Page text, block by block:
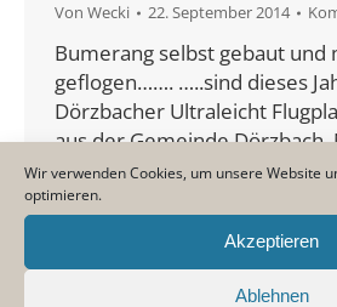
Wir verwenden Cookies, um unsere Website
optimieren.
Akzeptieren
Ablehnen
Von Wecki 22. September 2014
Bumerang selbst gebaut und
geflogen……. …..sind dieses
Dörzbacher Ultraleicht
aus der Gemeinde Dörzbach.
Einweisung von Rudi, der
wieder mal sehr gut
starteten die Piloten zu einen
Hohenlohe. Trotz des
waren die Kinder begeistert